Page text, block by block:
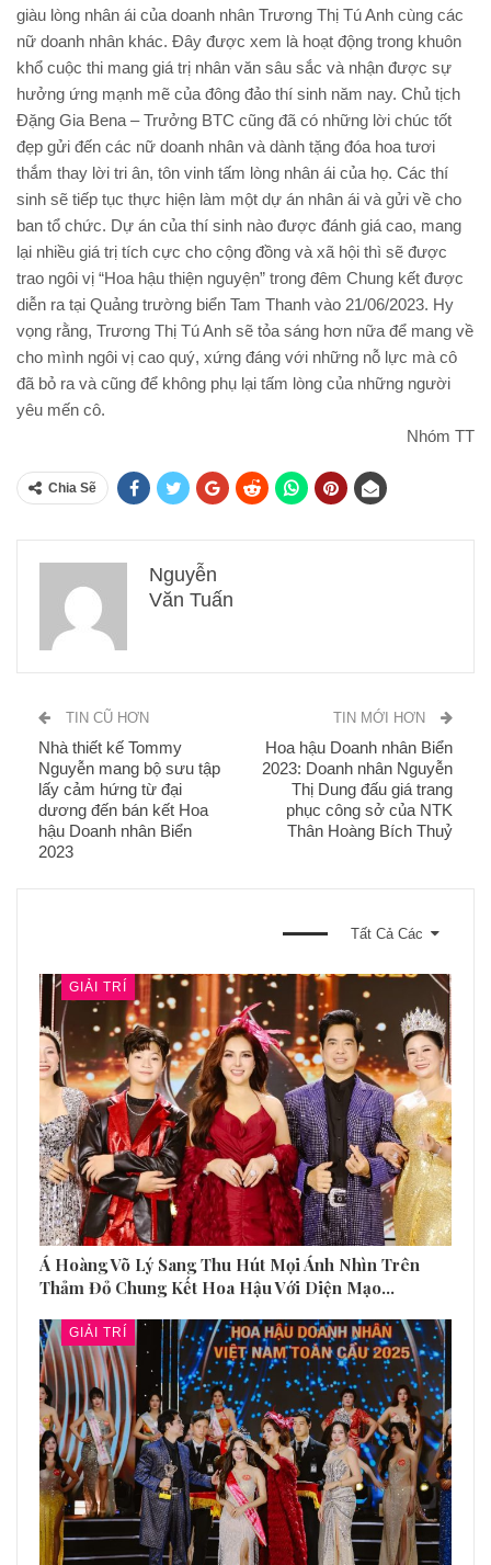
giàu lòng nhân ái của doanh nhân Trương Thị Tú Anh cùng các
nữ doanh nhân khác. Đây được xem là hoạt động trong khuôn
khổ cuộc thi mang giá trị nhân văn sâu sắc và nhận được sự
hưởng ứng mạnh mẽ của đông đảo thí sinh năm nay. Chủ tịch
Đặng Gia Bena – Trưởng BTC cũng đã có những lời chúc tốt
đẹp gửi đến các nữ doanh nhân và dành tặng đóa hoa tươi
thắm thay lời tri ân, tôn vinh tấm lòng nhân ái của họ. Các thí
sinh sẽ tiếp tục thực hiện làm một dự án nhân ái và gửi về cho
ban tổ chức. Dự án của thí sinh nào được đánh giá cao, mang
lại nhiều giá trị tích cực cho cộng đồng và xã hội thì sẽ được
trao ngôi vị “Hoa hậu thiện nguyện” trong đêm Chung kết được
diễn ra tại Quảng trường biển Tam Thanh vào 21/06/2023. Hy
vọng rằng, Trương Thị Tú Anh sẽ tỏa sáng hơn nữa để mang về
cho mình ngôi vị cao quý, xứng đáng với những nỗ lực mà cô
đã bỏ ra và cũng để không phụ lại tấm lòng của những người
yêu mến cô.
Nhóm TT
Chia Sẽ
Nguyễn
Văn Tuấn
TIN CŨ HƠN
Nhà thiết kế Tommy
Nguyễn mang bộ sưu tập
lấy cảm hứng từ đại
dương đến bán kết Hoa
hậu Doanh nhân Biển
2023
TIN MỚI HƠN
Hoa hậu Doanh nhân Biển
2023: Doanh nhân Nguyễn
Thị Dung đấu giá trang
phục công sở của NTK
Thân Hoàng Bích Thuỷ
Tất Cả Các
GIẢI TRÍ
Á Hoàng Võ Lý Sang Thu Hút Mọi Ánh Nhìn Trên
Thảm Đỏ Chung Kết Hoa Hậu Với Diện Mạo…
GIẢI TRÍ